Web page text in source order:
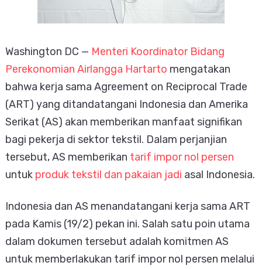
Washington DC — Menteri Koordinator Bidang
Perekonomian Airlangga Hartarto mengatakan
bahwa kerja sama Agreement on Reciprocal Trade
(ART) yang ditandatangani Indonesia dan Amerika
Serikat (AS) akan memberikan manfaat signifikan
bagi pekerja di sektor tekstil. Dalam perjanjian
tersebut, AS memberikan tarif impor nol persen
untuk produk tekstil dan pakaian jadi asal Indonesia.
Indonesia dan AS menandatangani kerja sama ART
pada Kamis (19/2) pekan ini. Salah satu poin utama
dalam dokumen tersebut adalah komitmen AS
untuk memberlakukan tarif impor nol persen melalui